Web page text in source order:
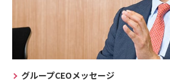
グループCEOメッセージ